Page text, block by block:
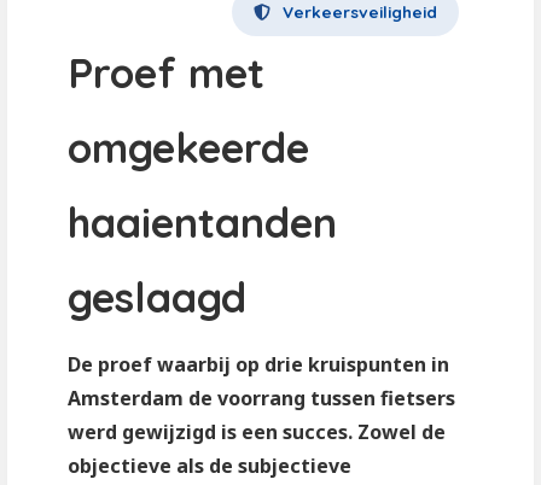
Verkeersveiligheid
Proef met
omgekeerde
haaientanden
geslaagd
De proef waarbij op drie kruispunten in
Amsterdam de voorrang tussen fietsers
werd gewijzigd is een succes. Zowel de
objectieve als de subjectieve